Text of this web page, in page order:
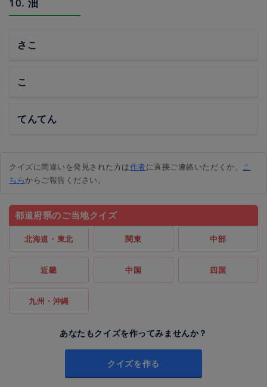
さこ
こ
てんてん
クイズに間違いを発見された方は作者に直接ご連絡いただくか、 こ
ちらからご報告ください。
都道府県のご当地クイズ
北海道・東北 関東 中部
近畿 中国 四国
九州・沖縄
あなたもクイズを作ってみませんか？
クイズを作る